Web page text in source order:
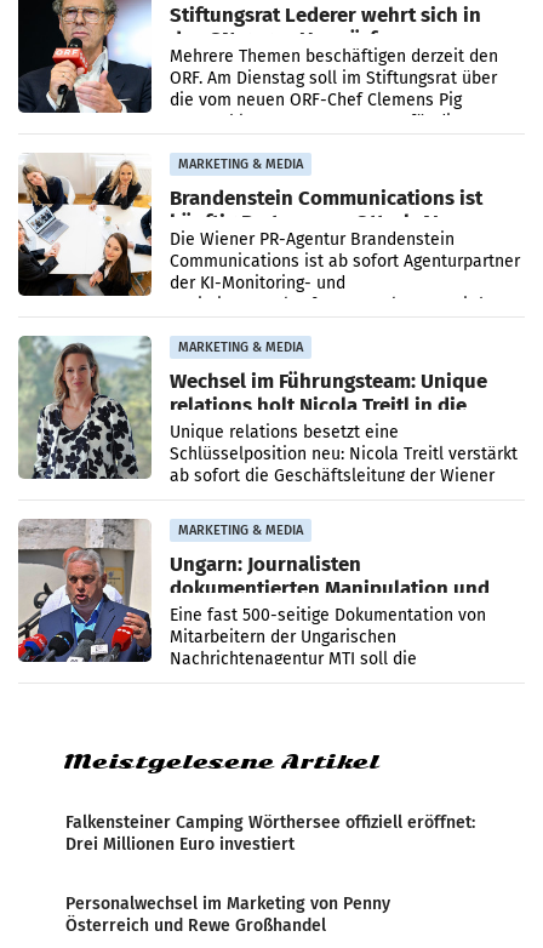
Stiftungsrat Lederer wehrt sich in
den SN gegen Vorwürfe
Mehrere Themen beschäftigen derzeit den
ORF. Am Dienstag soll im Stiftungsrat über
die vom neuen ORF-Chef Clemens Pig
vorgeschlagenen Besetzungen für die
MARKETING & MEDIA
Brandenstein Communications ist
künftig Partner von OtterlyAI
Die Wiener PR-Agentur Brandenstein
Communications ist ab sofort Agenturpartner
der KI-Monitoring- und
Optimierungsplattform OtterlyAI. Damit baut
MARKETING & MEDIA
Wechsel im Führungsteam: Unique
relations holt Nicola Treitl in die
Geschäftsleitung
Unique relations besetzt eine
Schlüsselposition neu: Nicola Treitl verstärkt
ab sofort die Geschäftsleitung der Wiener
PR-Agentur an der Seite von Josef Kalina und
Anna Kalina-Mahr.
MARKETING & MEDIA
Ungarn: Journalisten
dokumentierten Manipulation und
Zensur
Eine fast 500-seitige Dokumentation von
Mitarbeitern der Ungarischen
Nachrichtenagentur MTI soll die
systematische Nachrichten-Manipulation und
Meistgelesene Artikel
Falkensteiner Camping Wörthersee offiziell eröffnet:
Drei Millionen Euro investiert
Personalwechsel im Marketing von Penny
Österreich und Rewe Großhandel